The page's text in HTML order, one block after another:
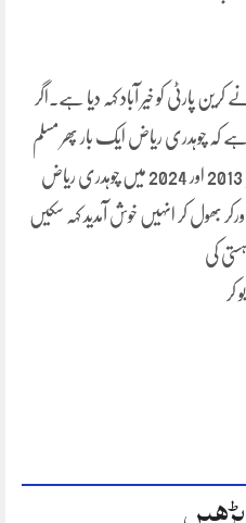
پارٹی کو خیر آباد کہہ دیا ہے۔اگر
ہے کہ چوہدری ریاض ایک بار پھر مسلم
لیگ میں شمولیت کرسکتے ہیں۔لیکن کیا 2013 اور 2024 میں چوہدری ریاض
ورکر بھول کر انہیں خوش آمدید کہہ سکیں
کی